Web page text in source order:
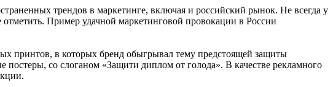
трендов в маркетинге, включая и российский рынок. Не всегда у
Пример удачной маркетинговой провокации в России
принтов, в которых бренд обыгрывал тему предстоящей защиты
со слоганом «Защити диплом от голода». В качестве рекламного